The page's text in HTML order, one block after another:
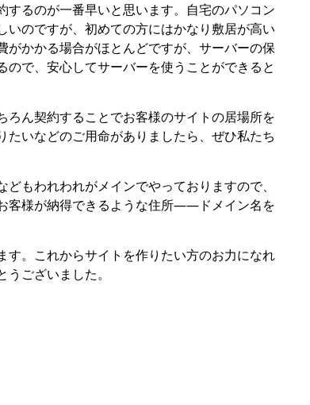
るのが一番早いと思います。自宅のパソコン
いのですが、初めての方にはかなり敷居が高い
がかかる場合がほとんどですが、サーバーの保
で、安心してサーバーを使うことができると
ん契約することでお客様のサイトの居場所を
いなどのご用命がありましたら、ぜひ私たち
もわれわれがメインでやっておりますので、
客様が納得できるような住所――ドメイン名を
。これからサイトを作りたい方のお力になれ
ございました。